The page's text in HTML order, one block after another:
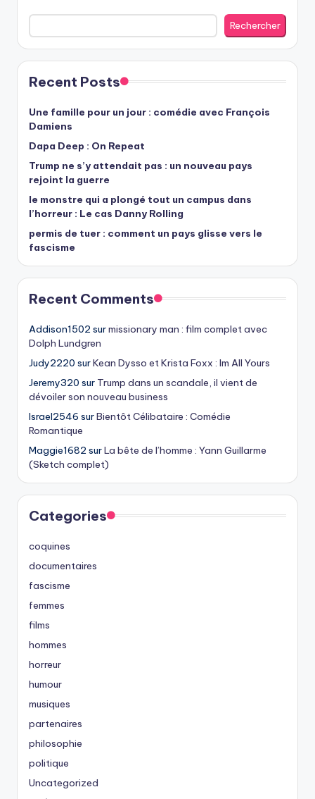
Rechercher
Recent Posts
Une famille pour un jour : comédie avec François
Damiens
Dapa Deep : On Repeat
Trump ne s’y attendait pas : un nouveau pays
rejoint la guerre
le monstre qui a plongé tout un campus dans
l’horreur : Le cas Danny Rolling
permis de tuer : comment un pays glisse vers le
fascisme
Recent Comments
Addison1502 surmissionary man : film complet avec
Dolph Lundgren
Judy2220 surKean Dysso et Krista Foxx : Im All Yours
Jeremy320 sur Trump dans un scandale, il vient de
dévoiler son nouveau business
Israel2546 surBientôt Célibataire : Comédie
Romantique
Maggie1682 surLa bête de l’homme : Yann Guillarme
(Sketch complet)
Categories
coquines
documentaires
fascisme
femmes
films
hommes
horreur
humour
musiques
partenaires
philosophie
politique
Uncategorized